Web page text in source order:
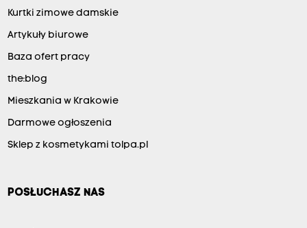
Kurtki zimowe damskie
Artykuły biurowe
Baza ofert pracy
the:blog
Mieszkania w Krakowie
Darmowe ogłoszenia
Sklep z kosmetykami tolpa.pl
POSŁUCHASZ NAS